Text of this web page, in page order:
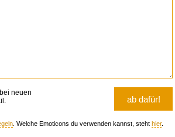
neuen
. Welche Emoticons du verwenden kannst, steht hier.